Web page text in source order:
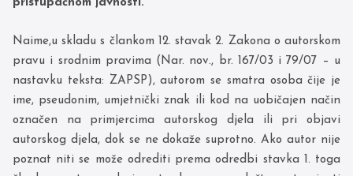
pristupačnom javnosti.
Naime,u skladu s člankom 12. stavak 2. Zakona o autorskom
pravu i srodnim pravima (Nar. nov., br. 167/03 i 79/07 – u
nastavku teksta: ZAPSP), autorom se smatra osoba čije je
ime, pseudonim, umjetnički znak ili kod na uobičajen način
označen na primjercima autorskog djela ili pri objavi
autorskog djela, dok se ne dokaže suprotno. Ako autor nije
poznat niti se može odrediti prema odredbi stavka 1. toga